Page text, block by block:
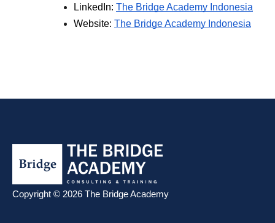
LinkedIn: The Bridge Academy Indonesia
Website: The Bridge Academy Indonesia
Copyright © 2026 The Bridge Academy